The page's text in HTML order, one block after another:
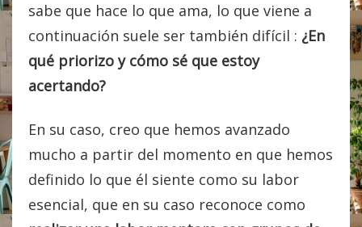
sabe que hace lo que ama, lo que viene a
continuación suele ser también difícil : ¿En
qué priorizo y cómo sé que estoy
acertando?
En su caso, creo que hemos avanzado
mucho a partir del momento en que hemos
definido lo que él siente como su labor
esencial, que en su caso reconoce como